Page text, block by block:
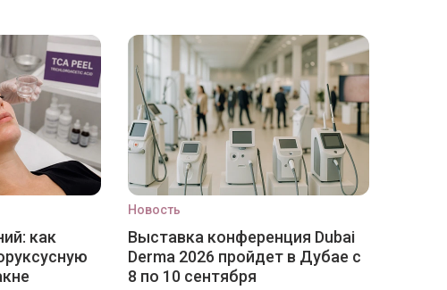
как
Новость
Выставка конференция Dubai
Derma 2026 пройдет в Дубае с
8 по 10 сентября